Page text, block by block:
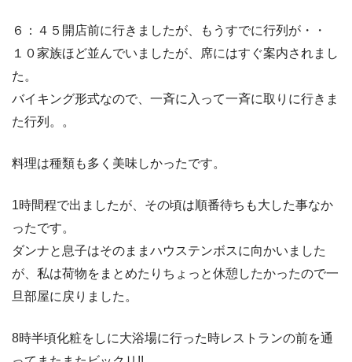
６：４５開店前に行きましたが、もうすでに行列が・・
１０家族ほど並んでいましたが、席にはすぐ案内されまし
た。
バイキング形式なので、一斉に入って一斉に取りに行きま
た行列。。
料理は種類も多く美味しかったです。
1時間程で出ましたが、その頃は順番待ちも大した事なか
ったです。
ダンナと息子はそのままハウステンボスに向かいました
が、私は荷物をまとめたりちょっと休憩したかったので一
旦部屋に戻りました。
8時半頃化粧をしに大浴場に行った時レストランの前を通